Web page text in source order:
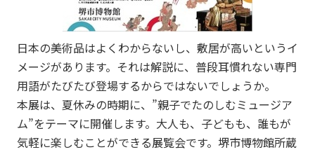
日本の美術品はよくわからないし、敷居が高いというイ
メージがあります。それは解説に、普段耳慣れない専門
用語がたびたび登場するからではないでしょうか。
本展は、夏休みの時期に、”親子でたのしむミュージア
ム”をテーマに開催します。大人も、子どもも、誰もが
気軽に楽しむことができる展覧会です。堺市博物館所蔵